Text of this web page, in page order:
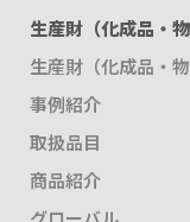
生産財（化成品・物
生産財（化成品・
事例紹介
取扱品目
商品紹介